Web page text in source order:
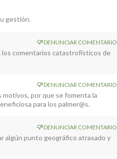
gestión.
DENUNCIAR COMENTARIO
los comentarios catastrofísticos de
DENUNCIAR COMENTARIO
motivos, por que se fomenta la
para los palmer@s.
DENUNCIAR COMENTARIO
algún punto geográfico atrasado y